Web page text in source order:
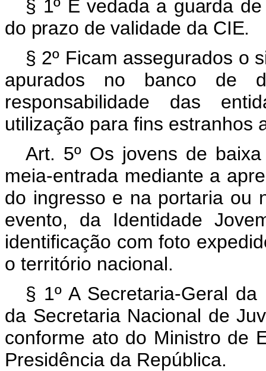
§ 1º É vedada a guarda
do prazo de validade da CIE.
§ 2º Ficam assegurados o
apurados no banco de
responsabilidade das
utilização para fins estranhos
Art. 5º Os jovens de
meia-entrada mediante a
do ingresso e na portaria ou
evento, da Identidade
identificação com foto
o território nacional.
§ 1º A Secretaria-Geral
da Secretaria Nacional de
conforme ato do Ministro de
Presidência da República.